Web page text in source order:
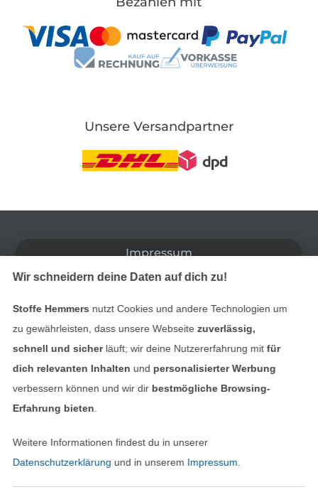
Unsere Versandpartner
Impressum
Datenschutz
Widerrufsrecht
Kontakt
Wir schneidern deine Daten auf dich zu!
Stoffe Hemmers nutzt Cookies und andere Technologien um
zu gewährleisten, dass unsere Webseite zuverlässig,
schnell und sicherläuft; wir deine Nutzererfahrung mitfür
dich relevanten Inhalten und personalisierter Werbung
verbessern können und wir dir bestmögliche Browsing-
Erfahrung bieten
Weitere Informationen findest du in unserer
Datenschutzerklärung und in unserem Impressum